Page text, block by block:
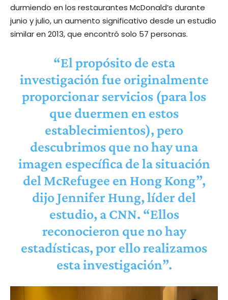
durmiendo en los restaurantes McDonald’s durante
junio y julio, un aumento significativo desde un estudio
similar en 2013, que encontró solo 57 personas.
“El propósito de esta
investigación fue originalmente
proporcionar servicios (para los
que duermen en estos
establecimientos), pero
descubrimos que no hay una
imagen específica de la situación
del McRefugee en Hong Kong”,
dijo Jennifer Hung, líder del
estudio, a CNN. “Ellos
reconocieron que no hay
estadísticas, por ello realizamos
esta investigación”.